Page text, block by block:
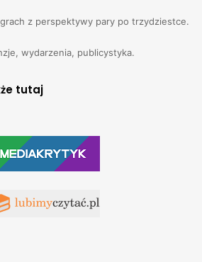
z perspektywy pary po trzydziestce.
wydarzenia, publicystyka.
tutaj